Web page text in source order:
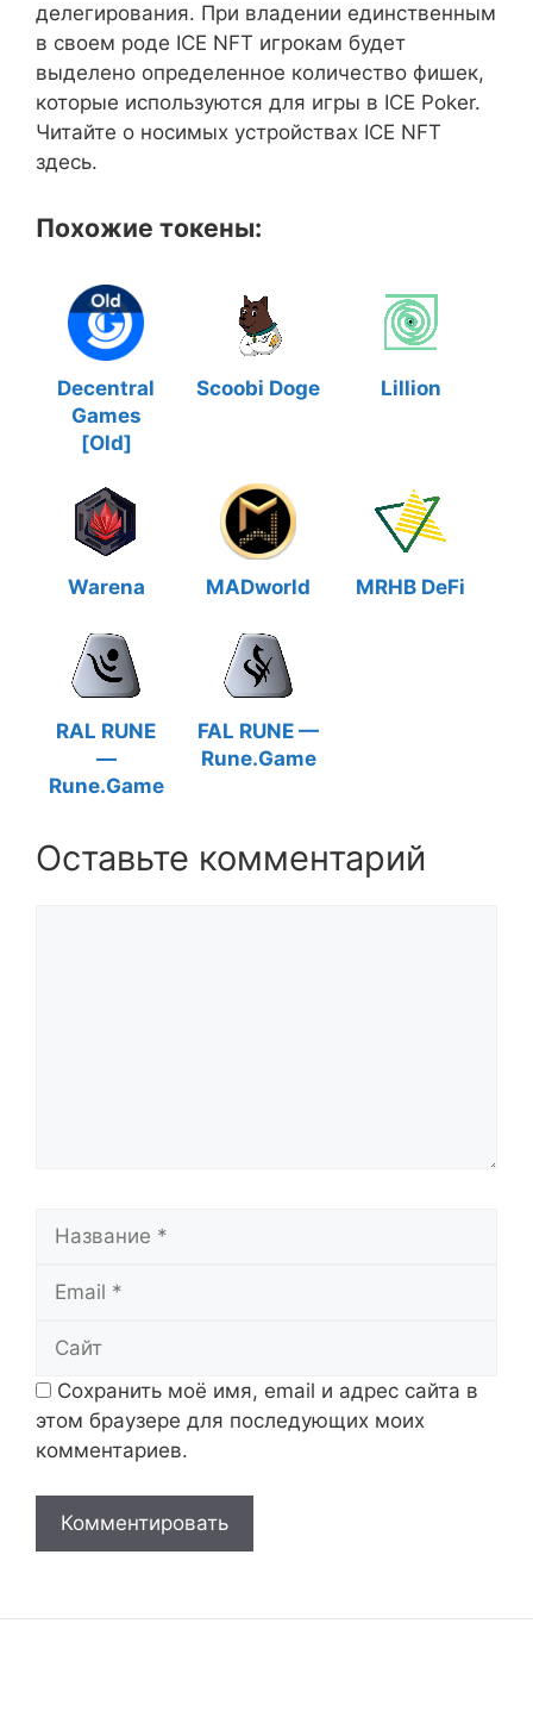
делегирования. При владении единственным
в своем роде ICE NFT игрокам будет
выделено определенное количество фишек,
которые используются для игры в ICE Poker.
Читайте о носимых устройствах ICE NFT
здесь.
Похожие токены:
Decentral
Games
[Old]
Scoobi Doge Lillion
Warena MADworld MRHB DeFi
RAL RUNE
—
Rune.Game
FAL RUNE —
Rune.Game
Оставьте комментарий
Сохранить моё имя, email и адрес сайта в
этом браузере для последующих моих
комментариев.